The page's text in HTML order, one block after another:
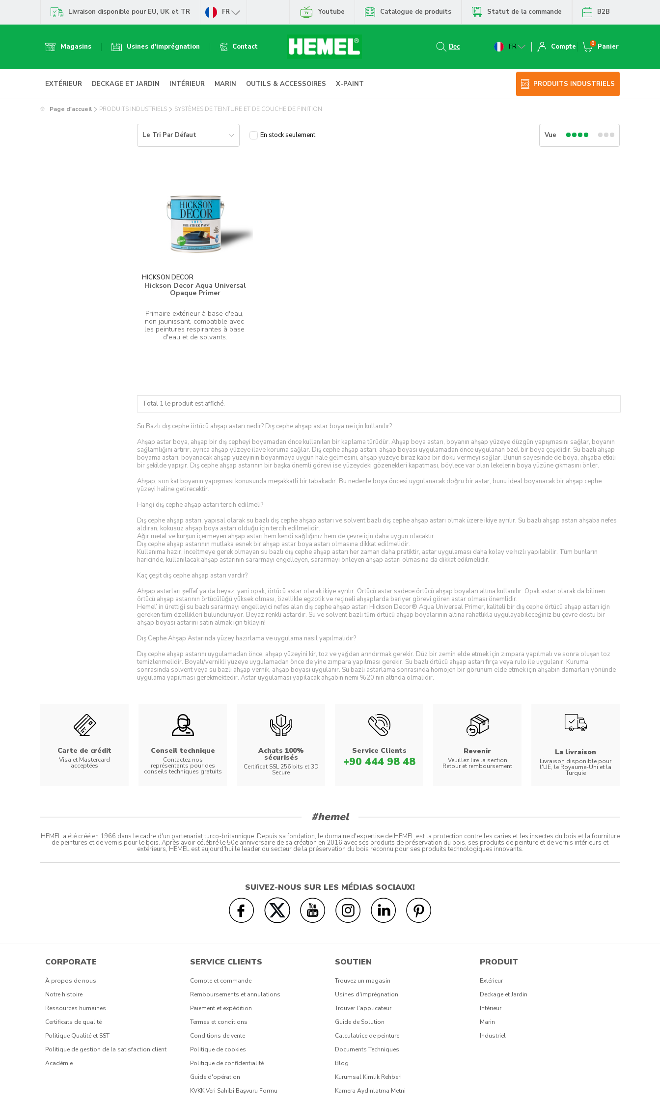
Livraison disponible pour EU, UK et TR FR Youtube Catalogue de produits Statut de la commande B2B
Magasins Usines d'imprégnation Contact FR Compte Panier
0
EXTÉRIEUR DECKAGE ET JARDIN INTÉRIEUR MARIN OUTILS & ACCESSOIRES X-PAINT PRODUITS INDUSTRIELS
Page d'accueil PRODUITS INDUSTRIELS SYSTÈMES DE TEINTURE ET DE COUCHE DE FINITION
En stock seulement Vue
HICKSON DECOR
Hickson Decor Aqua Universal
Opaque Primer
Primaire extérieur à base d'eau,
non jaunissant, compatible avec
les peintures respirantes à base
Total 1 le produit est affiché.
Su Bazlı dış cephe örtücü ahşap astarı nedir? Dış cephe ahşap astar boya ne için kullanılır?
Ahşap astar boya, ahşap bir dış cepheyi boyamadan önce kullanılan bir kaplama türüdür. Ahşap boya astarı, boyanın ahşap yüzeye düzgün yapışmasını sağlar, boyanın
sağlamlığını artırır, ayrıca ahşap yüzeye ilave koruma sağlar. Dış cephe ahşap astarı, ahşap boyası uygulamadan önce uygulanan özel bir boya çeşididir. Su bazlı ahşap
boyama astarı, boyanacak ahşap yüzeyinin boyanmaya uygun hale gelmesini, ahşap yüzeye biraz kaba bir doku vermeyi sağlar. Bunun sayesinde de boya, ahşaba etkili
bir şekilde yapışır. Dış cephe ahşap astarının bir başka önemli görevi ise yüzeydeki gözenekleri kapatması, böylece var olan lekelerin boya yüzüne çıkmasını önler.
Ahşap, son kat boyanın yapışması konusunda meşakkatli bir tabakadır. Bu nedenle boya öncesi uygulanacak doğru bir astar, bunu ideal boyanacak bir ahşap cephe
yüzeyi haline getirecektir.
Hangi dış cephe ahşap astarı tercih edilmeli?
Dış cephe ahşap astarı, yapısal olarak su bazlı dış cephe ahşap astarı ve solvent bazlı dış cephe ahşap astarı olmak üzere ikiye ayrılır. Su bazlı ahşap astarı ahşaba nefes
aldıran, kokusuz ahşap boya astarı olduğu için tercih edilmelidir.
Ağır metal ve kurşun içermeyen ahşap astarı hem kendi sağlığınız hem de çevre için daha uygun olacaktır.
Dış cephe ahşap astarının mutlaka esnek bir ahşap astar boya astarı olmasına dikkat edilmelidir.
Kullanıma hazır, inceltmeye gerek olmayan su bazlı dış cephe ahşap astarı her zaman daha pratiktir, astar uygulaması daha kolay ve hızlı yapılabilir. Tüm bunların
haricinde, kullanılacak ahşap astarının sararmayı engelleyen, sararmayı önleyen ahşap astarı olmasına da dikkat edilmelidir.
Kaç çeşit dış cephe ahşap astarı vardır?
Ahşap astarları şeffaf ya da beyaz, yani opak, örtücü astar olarak ikiye ayrılır. Örtücü astar sadece örtücü ahşap boyaları altına kullanılır. Opak astar olarak da bilinen
örtücü ahşap astarının örtücülüğü yüksek olması, özellikle egzotik ve reçineli ahşaplarda bariyer görevi gören astar olması önemlidir.
Hemel’ in ürettiği su bazlı sararmayı engelleyici nefes alan dış cephe ahşap astarı Hickson Decor® Aqua Universal Primer, kaliteli bir dış cephe örtücü ahşap astarı için
gereken tüm özellikleri bulunduruyor. Beyaz renkli astardır. Su ve solvent bazlı tüm örtücü ahşap boyalarının altına rahatlıkla uygulayabileceğiniz bu çevre dostu bir
ahşap boyası astarını satın almak için tıklayın!
Dış Cephe Ahşap Astarında yüzey hazırlama ve uygulama nasıl yapılmalıdır?
Dış cephe ahşap astarını uygulamadan önce, ahşap yüzeyini kir, toz ve yağdan arındırmak gerekir. Düz bir zemin elde etmek için zımpara yapılmalı ve sonra oluşan toz
temizlenmelidir. Boyalı/vernikli yüzeye uygulamadan önce de yine zımpara yapılması gerekir. Su bazlı örtücü ahşap astarı fırça veya rulo ile uygulanır. Kuruma
sonrasında solvent veya su bazlı ahşap vernik, ahşap boyası uygulanır. Su bazlı astarlama sonrasında homojen bir görünüm elde etmek için ahşabın damarları yönünde
uygulama yapılması gerekmektedir. Astar uygulaması yapılacak ahşabın nemi %20’nin altında olmalıdır.
Carte de crédit
Visa et Mastercard
acceptées
Conseil technique
Contactez nos
représentants pour des
conseils techniques gratuits
Achats 100%
sécurisés
Certificat SSL 256 bits et 3D
Secure
Service Clients
+90 444 98 48
Revenir
Veuillez lire la section
Retour et remboursement
La livraison
Livraison disponible pour
l'UE, le Royaume-Uni et la
Turquie
#hemel
HEMEL a été créé en 1966 dans le cadre d'un partenariat turco-britannique. Depuis sa fondation, le domaine d'expertise de HEMEL est la protection contre les caries et les insectes du bois et la fourniture
de peintures et de vernis pour le bois. Après avoir célébré le 50e anniversaire de sa création en 2016 avec ses produits de préservation du bois, ses produits de peinture et de vernis intérieurs et
extérieurs, HEMEL est aujourd'hui le leader du secteur de la préservation du bois reconnu pour ses produits technologiques innovants.
SUIVEZ-NOUS SUR LES MÉDIAS SOCIAUX!
CORPORATE
À propos de nous
Notre histoire
Ressources humaines
Certificats de qualité
Politique Qualité et SST
Politique de gestion de la satisfaction client
Académie
SERVICE CLIENTS
Compte et commande
Remboursements et annulations
Paiement et expédition
Termes et conditions
Conditions de vente
Politique de cookies
Politique de confidentialité
Guide d'opération
KVKK Veri Sahibi Başvuru Formu
SOUTIEN
Trouvez un magasin
Usines d'imprégnation
Trouver l'applicateur
Guide de Solution
Calculatrice de peinture
Documents Techniques
Blog
Kurumsal Kimlik Rehberi
Kamera Aydınlatma Metni
PRODUIT
Extérieur
Deckage et Jardin
Intérieur
Marin
Industriel